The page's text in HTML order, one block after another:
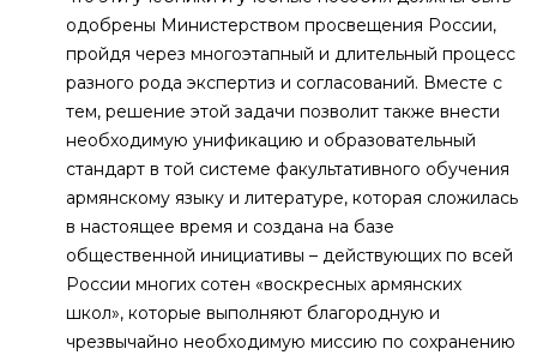
одобрены Министерством просвещения России,
пройдя через многоэтапный и длительный процесс
разного рода экспертиз и согласований. Вместе с
тем, решение этой задачи позволит также внести
необходимую унификацию и образовательный
стандарт в той системе факультативного обучения
армянскому языку и литературе, которая сложилась
в настоящее время и создана на базе
общественной инициативы – действующих по всей
России многих сотен «воскресных армянских
школ», которые выполняют благородную и
чрезвычайно необходимую миссию по сохранению